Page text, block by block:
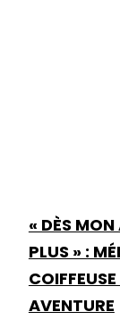
« DÈS
PLUS » :
AVENTURE